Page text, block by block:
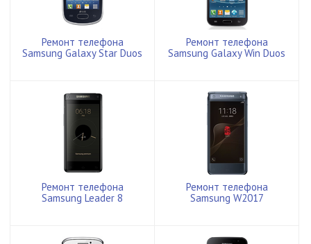
Ремонт телефона
Samsung Galaxy Star Duos
Ремонт телефона
Samsung Galaxy Win Duos
Ремонт телефона
Samsung Leader 8
Ремонт телефона
Samsung W2017